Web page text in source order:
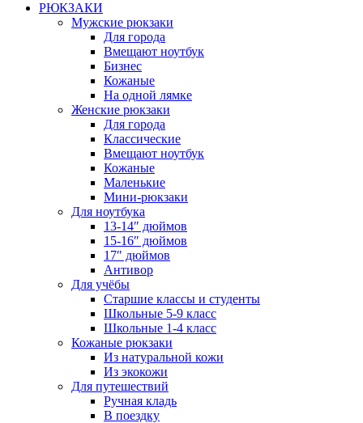
РЮКЗАКИ
Мужские рюкзаки
Для города
Вмещают ноутбук
Бизнес
Кожаные
На одной лямке
Женские рюкзаки
Для города
Классические
Вмещают ноутбук
Кожаные
Маленькие
Мини-рюкзаки
Для ноутбука
13-14″ дюймов
15-16″ дюймов
17″ дюймов
Антивор
Для учёбы
Старшие классы и студенты
Школьные 5-9 класс
Школьные 1-4 класс
Кожаные рюкзаки
Из натуральной кожи
Из экокожи
Для путешествий
Ручная кладь
В поездку